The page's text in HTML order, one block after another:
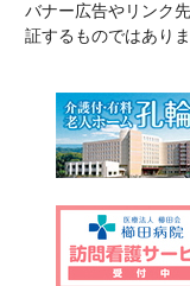
バナー広告やリンク
証するものではありま